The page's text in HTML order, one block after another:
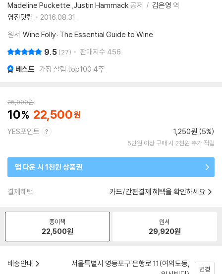
Madeline Puckette ,Justin Hammack공저 김은영 역
영진닷컴
2016.08.31.
원서 Wine Folly: The Essential Guide to Wine
9.5 27 판매지수 456
베스트 가정 살림 top100 4주
25,000원
10 22,500
YES포인트 1,250원 (5%)
5만원 이상 구매 시 2천원 추가 적립
앱 다운 시 1천원 상품권
결제혜택 카드/간편결제 혜택을 확인하세요
종이책
22,500원
원서
29,920원
배송안내
서울특별시 영등포구 은행로 11(여의도동,
변경